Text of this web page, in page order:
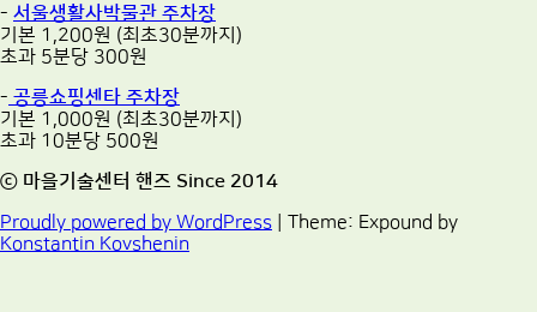
- 서울생활사박물관 주차장
기본 1,200원 (최초30분까지)
초과 5분당 300원
- 공릉쇼핑센타 주차장
기본 1,000원 (최초30분까지)
초과 10분당 500원
ⓒ 마을기술센터 핸즈 Since 2014
Proudly powered by WordPress
Theme: Expound by
Konstantin Kovshenin